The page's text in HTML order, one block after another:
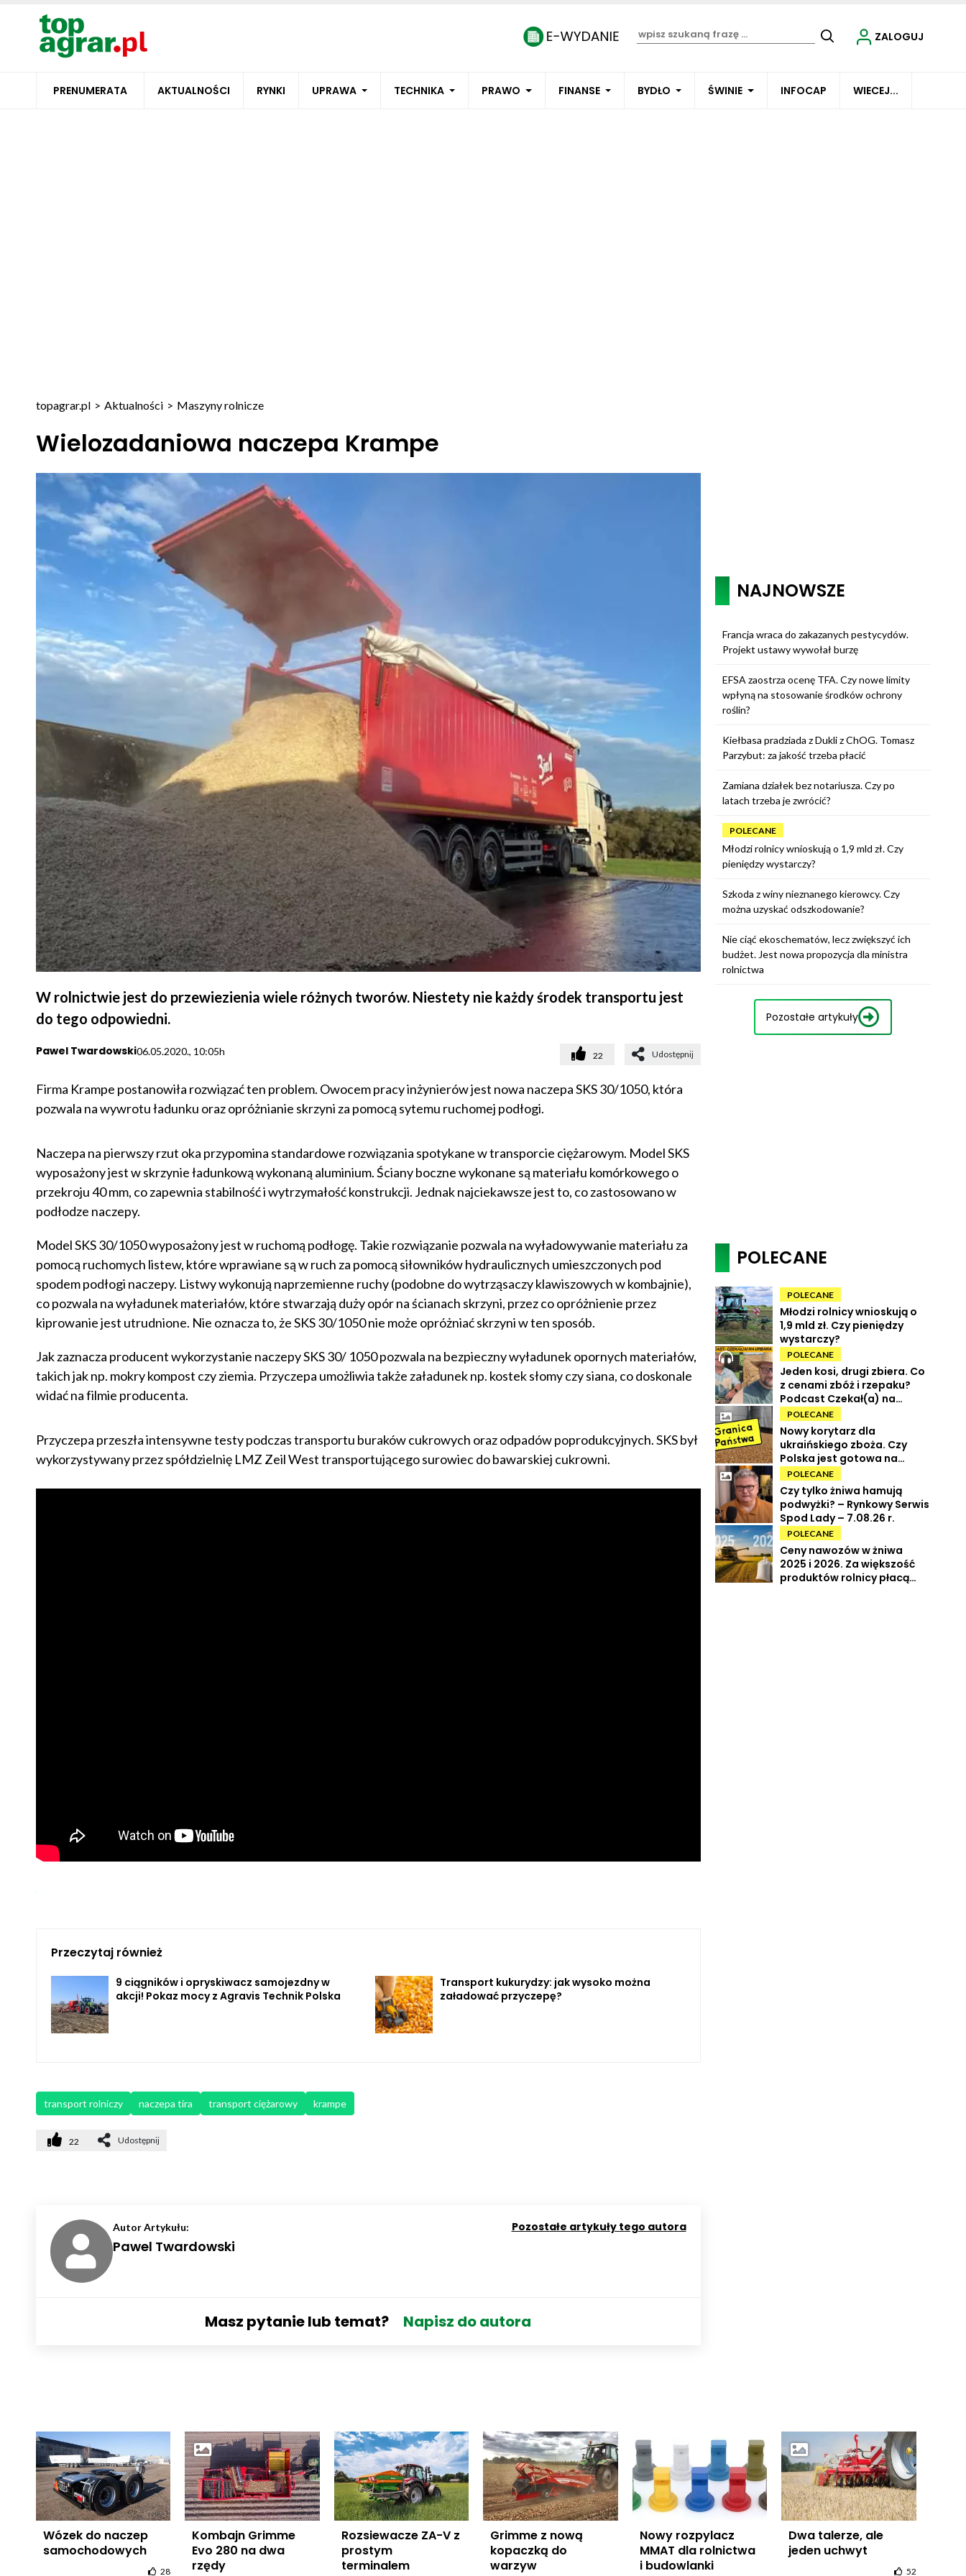
PRENUMERATA AKTUALNOŚCI RYNKI UPRAWA TECHNIKA PRAWO FINANSE BYDŁO ŚWINIE INFOCAP WIECEJ...
ZALOGUJ
topagrar.pl > Aktualności > Maszyny rolnicze
Wielozadaniowa naczepa Krampe
W rolnictwie jest do przewiezienia wiele różnych tworów. Niestety nie każdy środek transportu jest
do tego odpowiedni.
Pawel Twardowski06.05.2020., 10:05h 22 Udostępnij
Firma Krampe postanowiła rozwiązać ten problem. Owocem pracy inżynierów jest nowa naczepa SKS 30/1050, która
pozwala na wywrotu ładunku oraz opróżnianie skrzyni za pomocą sytemu ruchomej podłogi.
Naczepa na pierwszy rzut oka przypomina standardowe rozwiązania spotykane w transporcie ciężarowym. Model SKS
wyposażony jest w skrzynie ładunkową wykonaną aluminium. Ściany boczne wykonane są materiału komórkowego o
przekroju 40 mm, co zapewnia stabilność i wytrzymałość konstrukcji. Jednak najciekawsze jest to, co zastosowano w
podłodze naczepy.
Model SKS 30/1050 wyposażony jest w ruchomą podłogę. Takie rozwiązanie pozwala na wyładowywanie materiału za
pomocą ruchomych listew, które wprawiane są w ruch za pomocą siłowników hydraulicznych umieszczonych pod
spodem podłogi naczepy. Listwy wykonują naprzemienne ruchy (podobne do wytrząsaczy klawiszowych w kombajnie),
co pozwala na wyładunek materiałów, które stwarzają duży opór na ścianach skrzyni, przez co opróżnienie przez
kiprowanie jest utrudnione. Nie oznacza to, że SKS 30/1050 nie może opróżniać skrzyni w ten sposób.
Jak zaznacza producent wykorzystanie naczepy SKS 30/ 1050 pozwala na bezpieczny wyładunek opornych materiałów,
takich jak np. mokry kompost czy ziemia. Przyczepa umożliwia także załadunek np. kostek słomy czy siana, co doskonale
widać na filmie producenta.
Przyczepa przeszła intensywne testy podczas transportu buraków cukrowych oraz odpadów poprodukcyjnych. SKS był
wykorzystywany przez spółdzielnię LMZ Zeil West transportującego surowiec do bawarskiej cukrowni.
Przeczytaj również
9 ciągników i opryskiwacz samojezdny w
akcji! Pokaz mocy z Agravis Technik Polska
Transport kukurydzy: jak wysoko można
załadować przyczepę?
transport rolniczy naczepa tira transport ciężarowy krampe
22 Udostępnij
Autor Artykułu:
Pawel Twardowski
Pozostałe artykuły tego autora
Masz pytanie lub temat? Napisz do autora
NAJNOWSZE
Francja wraca do zakazanych pestycydów.
Projekt ustawy wywołał burzę
EFSA zaostrza ocenę TFA. Czy nowe limity
wpłyną na stosowanie środków ochrony
roślin?
Kiełbasa pradziada z Dukli z ChOG. Tomasz
Parzybut: za jakość trzeba płacić
Zamiana działek bez notariusza. Czy po
latach trzeba je zwrócić?
POLECANE
Młodzi rolnicy wnioskują o 1,9 mld zł. Czy
pieniędzy wystarczy?
Szkoda z winy nieznanego kierowcy. Czy
można uzyskać odszkodowanie?
Nie ciąć ekoschematów, lecz zwiększyć ich
budżet. Jest nowa propozycja dla ministra
rolnictwa
Pozostałe artykuły
POLECANE
POLECANE
Młodzi rolnicy wnioskują o
1,9 mld zł. Czy pieniędzy
wystarczy?
POLECANE
Jeden kosi, drugi zbiera. Co
z cenami zbóż i rzepaku?
Podcast Czekał(a) na
Urbana odc. 73
POLECANE
Nowy korytarz dla
ukraińskiego zboża. Czy
Polska jest gotowa na
powrót tranzytu?
POLECANE
Czy tylko żniwa hamują
podwyżki? – Rynkowy Serwis
Spod Lady – 7.08.26 r.
POLECANE
Ceny nawozów w żniwa
2025 i 2026. Za większość
produktów rolnicy płacą
Wózek do naczep
samochodowych
28
Kombajn Grimme
Evo 280 na dwa
rzędy
Rozsiewacze ZA-V z
prostym
terminalem
Grimme z nową
kopaczką do
warzyw
Nowy rozpylacz
MMAT dla rolnictwa
i budowlanki
Dwa talerze, ale
jeden uchwyt
52